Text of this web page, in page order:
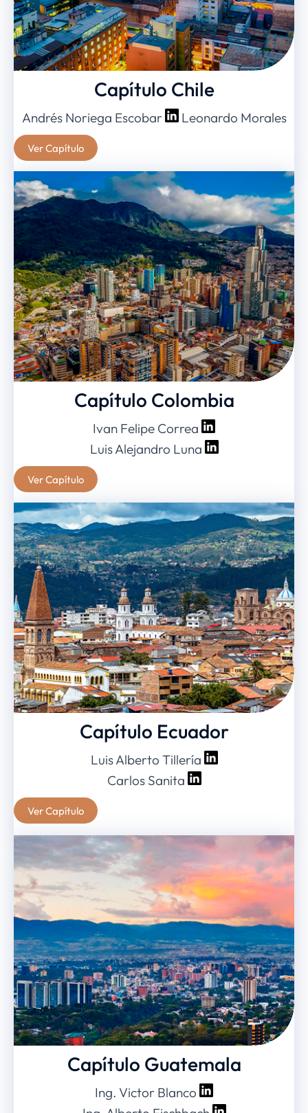
Capítulo Chile
Andrés Noriega Escobar Leonardo Morales
Ver Capítulo
Capítulo Colombia
Ivan Felipe Correa
Luis Alejandro Luna
Ver Capítulo
Capítulo Ecuador
Luis Alberto Tillería
Carlos Sanita
Ver Capítulo
Capítulo Guatemala
Ing. Victor Blanco